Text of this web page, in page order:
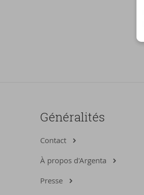
Généralités
Contact
À propos d'Argenta
Presse